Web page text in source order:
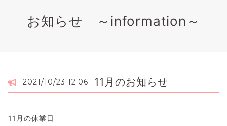
お知らせ ～information～
2021/10/23 12:06 11月のお知らせ
11月の休業日